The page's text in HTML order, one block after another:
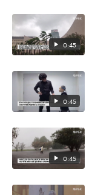
0:45
0:45
0:45